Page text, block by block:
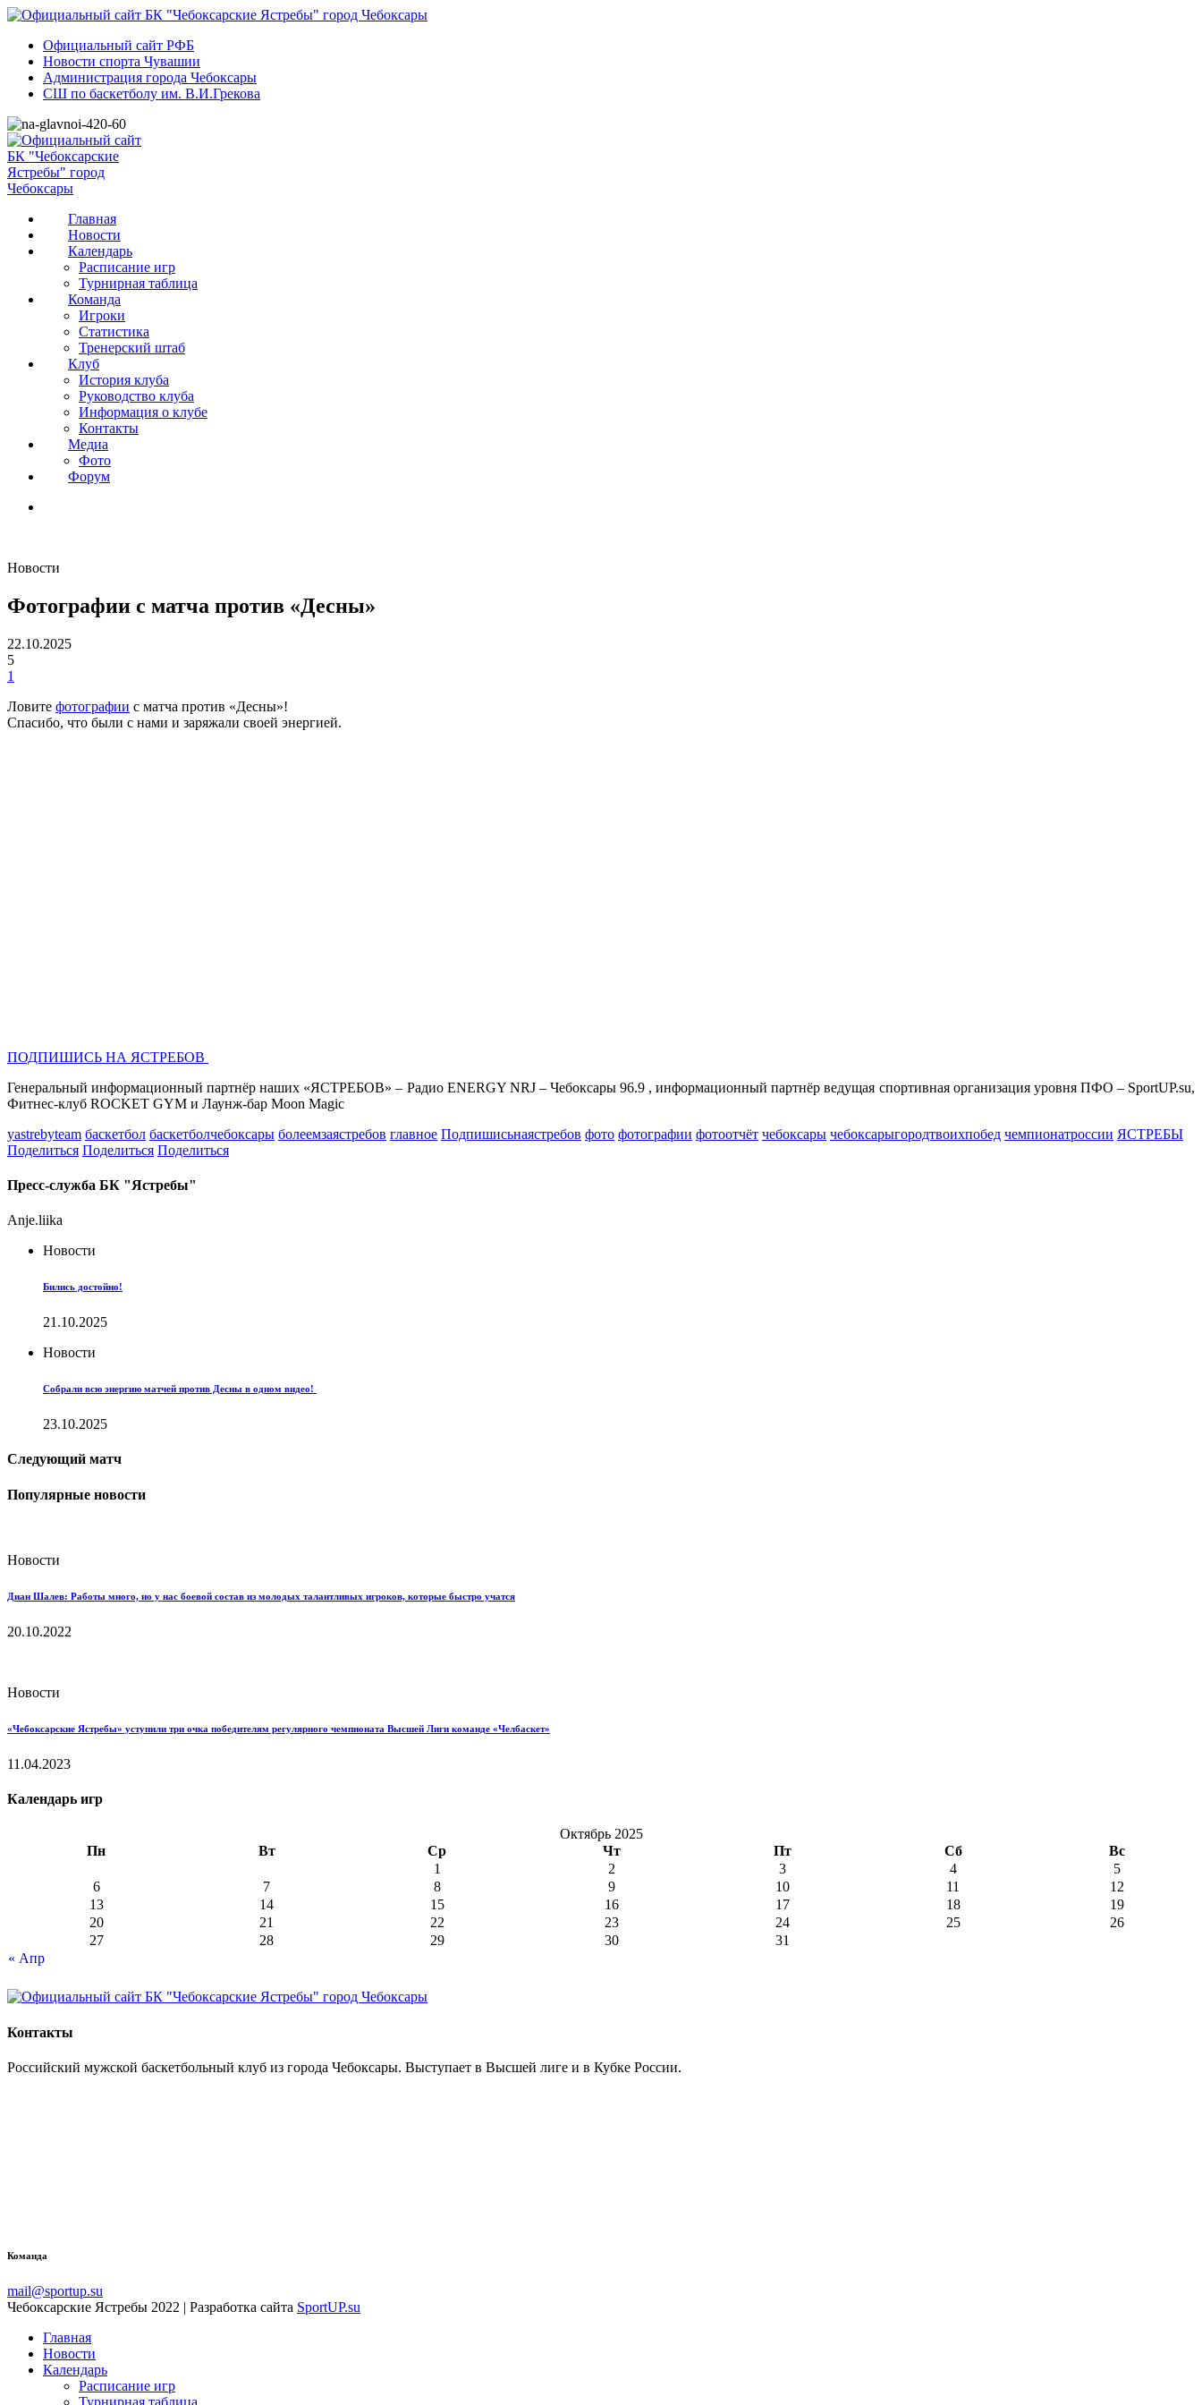
Официальный сайт РФБ
Новости спорта Чувашии
Администрация города Чебоксары
СШ по баскетболу им. В.И.Грекова
Главная
Новости
Календарь
Расписание игр
Турнирная таблица
Команда
Игроки
Статистика
Тренерский штаб
Клуб
История клуба
Руководство клуба
Информация о клубе
Контакты
Медиа
Фото
Форум
Новости
Фотографии с матча против «Десны»
22.10.2025
5
1
Ловите фотографии с матча против «Десны»!
Спасибо, что были с нами и заряжали своей энергией.
ПОДПИШИСЬ НА ЯСТРЕБОВ
Генеральный информационный партнёр наших «ЯСТРЕБОВ» – Радио ENERGY NRJ – Чебоксары 96.9 , информационный партнёр ведущая спортивная организация уровня ПФО – SportUP.su,
Фитнес-клуб ROCKET GYM и Лаунж-бар Moon Magic
yastrebyteam баскетбол баскетболчебоксары болеемзаястребов главное Подпишисьнаястребов фото фотографии фотоотчёт чебоксары чебоксарыгородтвоихпобед чемпионатроссии ЯСТРЕБЫ
Поделиться Поделиться Поделиться
Пресс-служба БК "Ястребы"
Anje.liika
Новости
Бились достойно!
21.10.2025
Новости
Собрали всю энергию матчей против Десны в одном видео!
23.10.2025
Следующий матч
Популярные новости
Новости
Диан Шалев: Работы много, но у нас боевой состав из молодых талантливых игроков, которые быстро учатся
20.10.2022
Новости
«Чебоксарские Ястребы» уступили три очка победителям регулярного чемпионата Высшей Лиги команде «Челбаскет»
11.04.2023
Календарь игр
Октябрь 2025
Пн
Вт Ср Чт Пт Сб Вс
« Апр
1 2 3 4
5
6
7 8 9 10 11
12
13
14 15 16 17 18
19
20
21 22 23 24 25
26
27
28 29 30 31
Контакты
Российский мужской баскетбольный клуб из города Чебоксары. Выступает в Высшей лиге и в Кубке России.
Команда
mail@sportup.su
Чебоксарские Ястребы 2022 | Разработка сайта SportUP.su
Главная
Новости
Календарь
Расписание игр
Турнирная таблица